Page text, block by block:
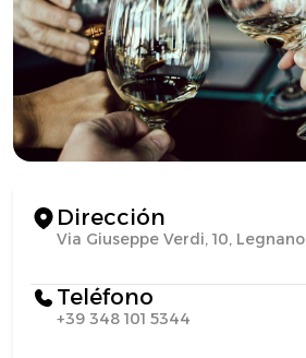
Dirección
Via Giuseppe Verdi, 10, Legnano
Teléfono
+39 348 101 5344